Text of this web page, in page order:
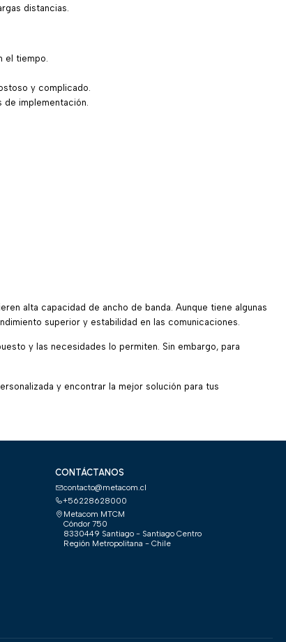
distancias.
el tiempo.
y complicado.
implementación.
alta capacidad de ancho de banda. Aunque tiene algunas
superior y estabilidad en las comunicaciones.
y las necesidades lo permiten. Sin embargo, para
y encontrar la mejor solución para tus
CONTÁCTANOS
contacto@metacom.cl
+56228628000
Metacom MTCM
Cóndor 750
8330449 Santiago - Santiago Centro
Región Metropolitana - Chile